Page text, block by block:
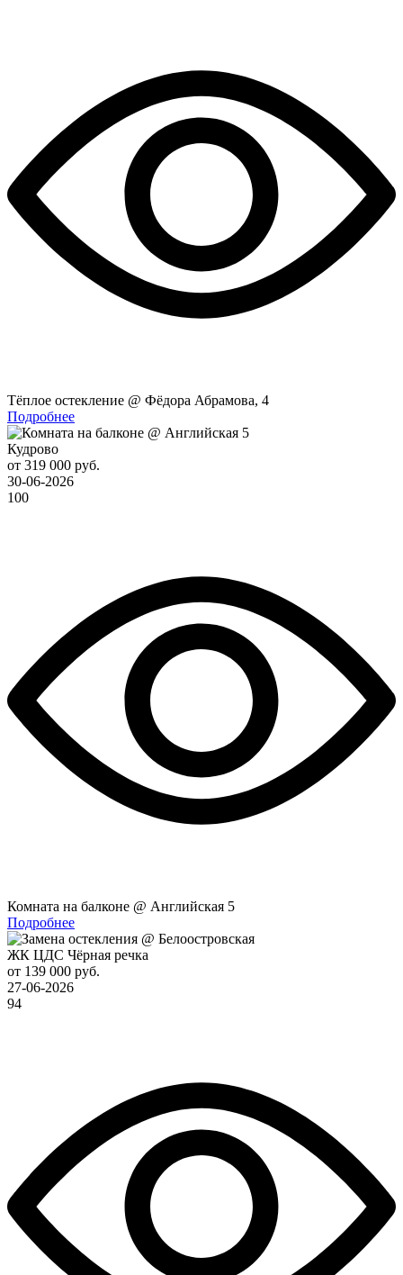
Тёплое остекление @ Фёдора Абрамова, 4
Подробнее
Кудрово
от 319 000 руб.
30-06-2026
100
Комната на балконе @ Английская 5
Подробнее
ЖК ЦДС Чёрная речка
от 139 000 руб.
27-06-2026
94